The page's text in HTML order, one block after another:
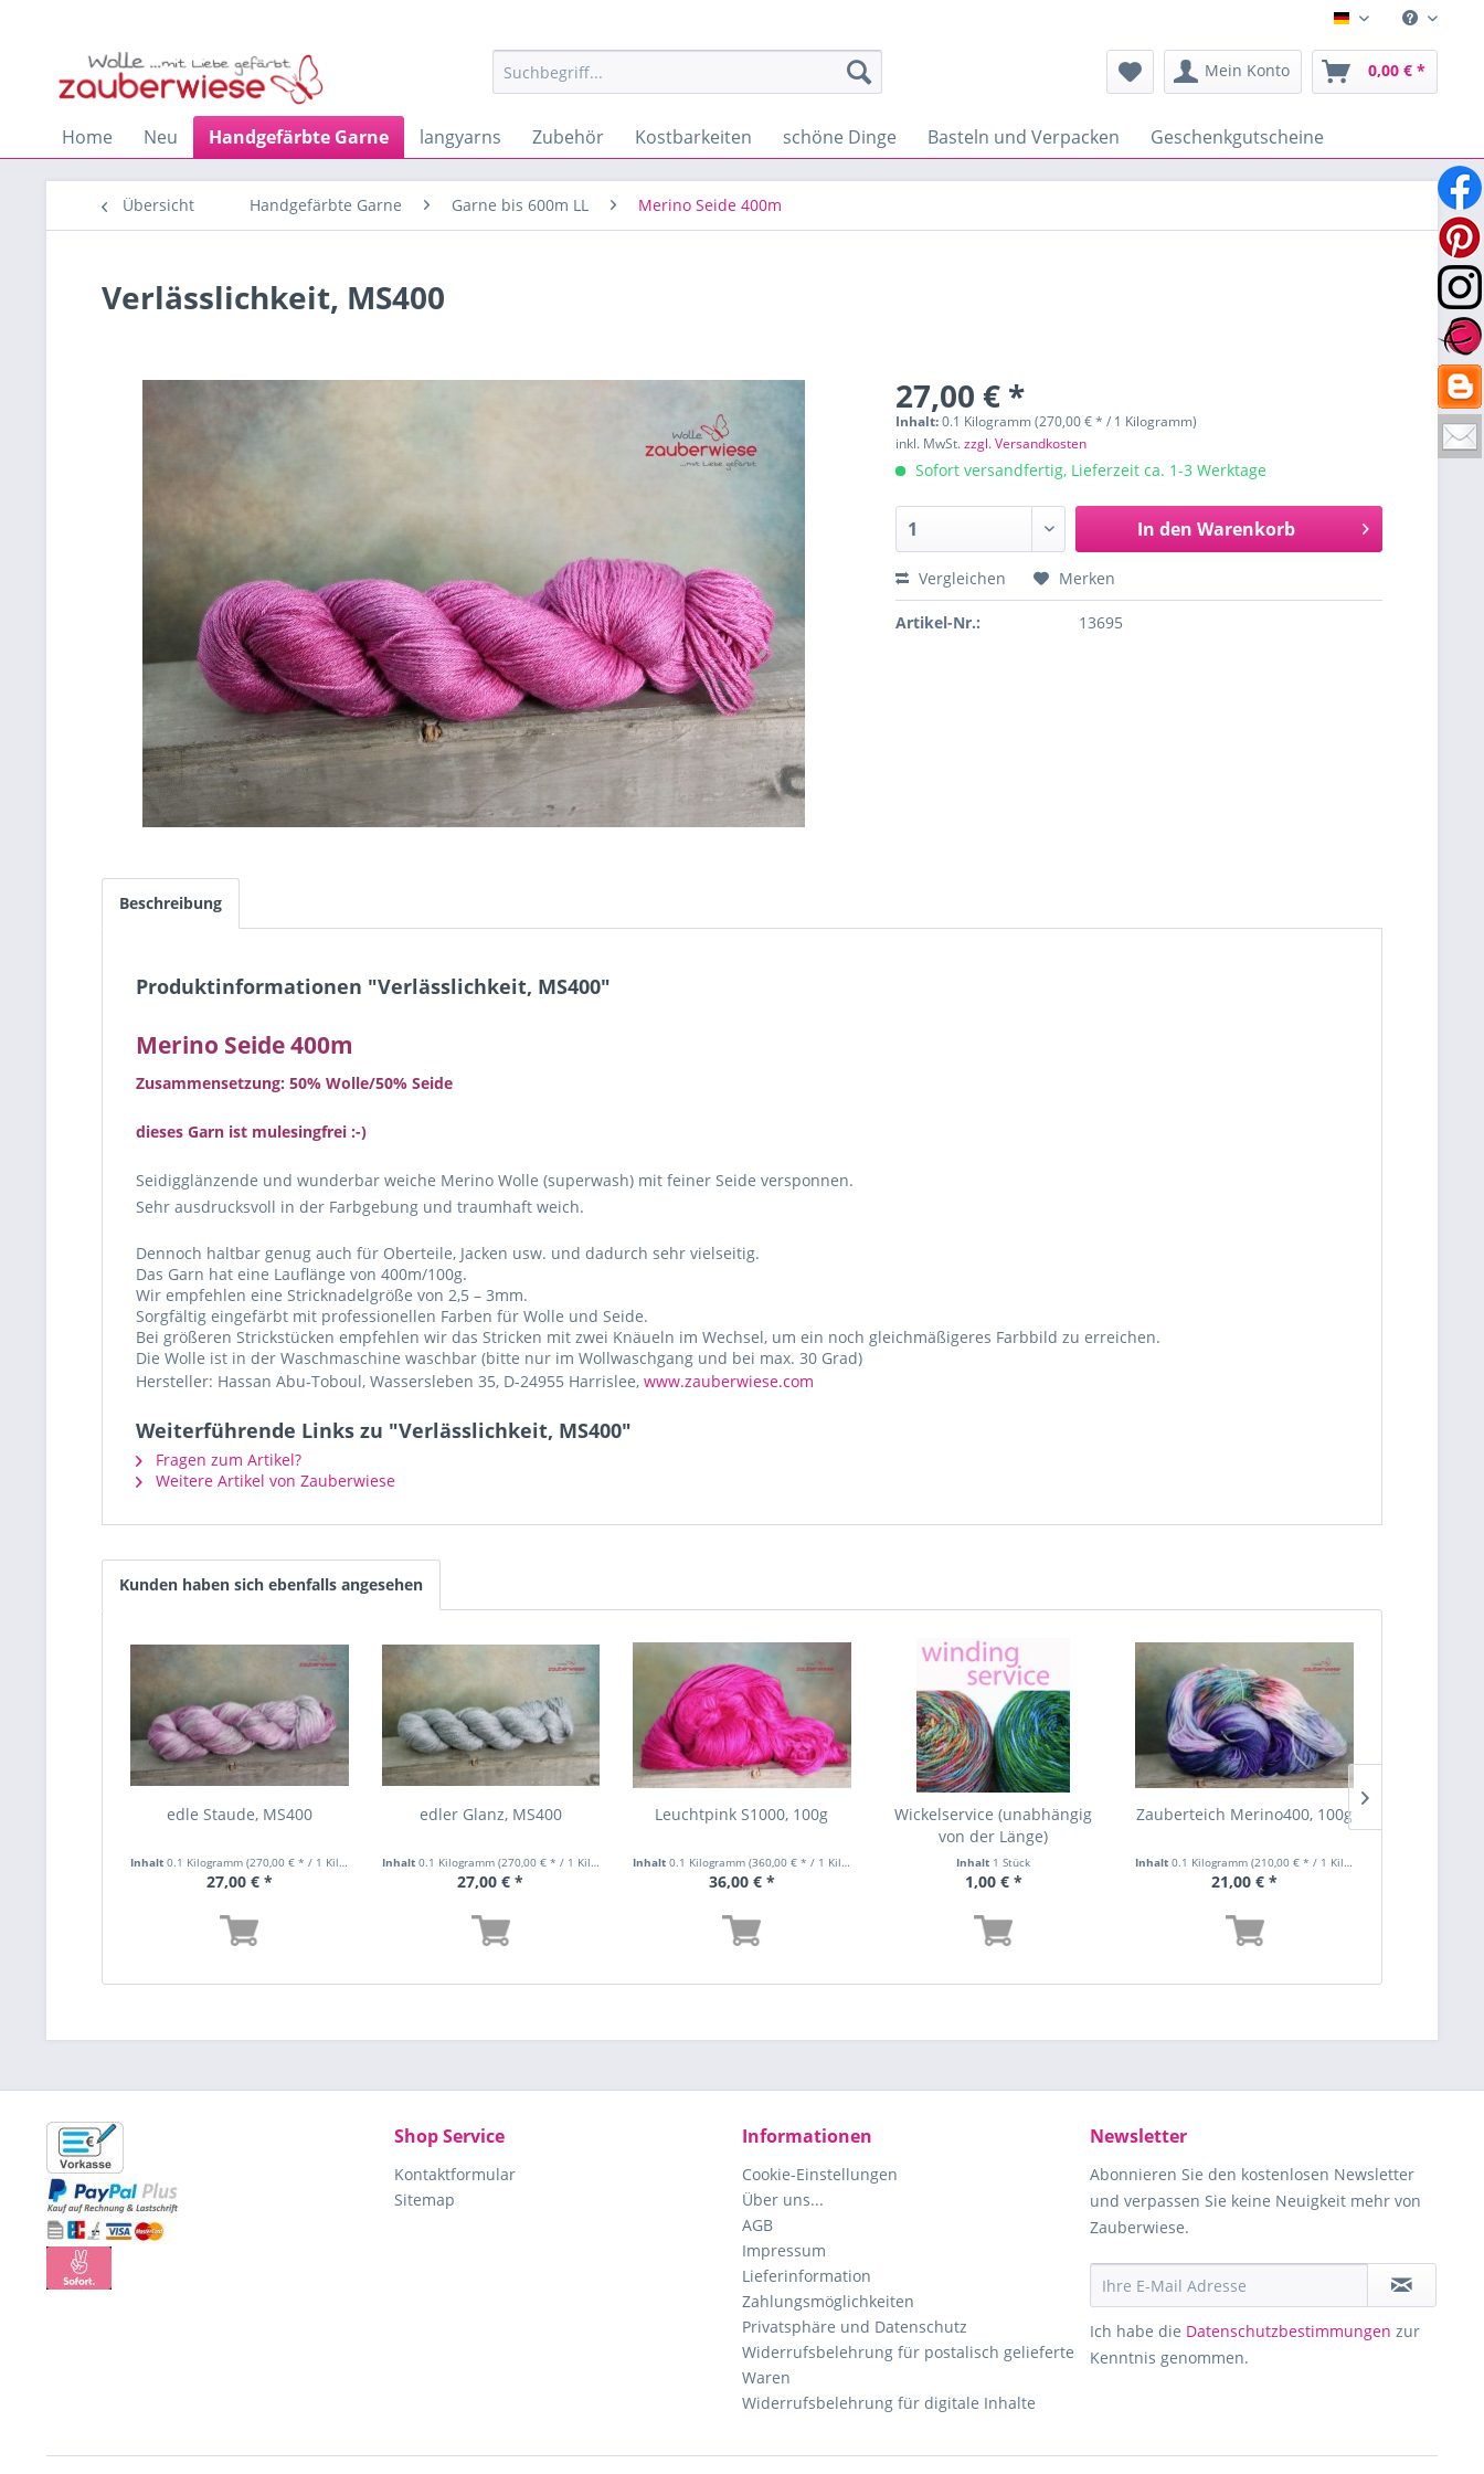
Deutsch
Mein Konto 0,00 € *
Home Neu Handgefärbte Garne langyarns Zubehör Kostbarkeiten schöne Dinge Basteln und Verpacken Geschenkgutscheine
Übersicht Handgefärbte Garne Garne bis 600m LL Merino Seide 400m
Verlässlichkeit, MS400
27,00 € *
Inhalt:0.1 Kilogramm (270,00 € * / 1 Kilogramm)
inkl. MwSt.zzgl. Versandkosten
Sofort versandfertig, Lieferzeit ca. 1-3 Werktage
In den Warenkorb
Vergleichen Merken
Artikel-Nr.: 13695
Beschreibung
Produktinformationen "Verlässlichkeit, MS400"
Merino Seide 400m
Zusammensetzung: 50% Wolle/50% Seide
dieses Garn ist mulesingfrei :-)
Seidigglänzende und wunderbar weiche Merino Wolle (superwash) mit feiner Seide versponnen.
Sehr ausdrucksvoll in der Farbgebung und traumhaft weich.
Dennoch haltbar genug auch für Oberteile, Jacken usw. und dadurch sehr vielseitig.
Das Garn hat eine Lauflänge von 400m/100g.
Wir empfehlen eine Stricknadelgröße von 2,5 – 3mm.
Sorgfältig eingefärbt mit professionellen Farben für Wolle und Seide.
Bei größeren Strickstücken empfehlen wir das Stricken mit zwei Knäueln im Wechsel, um ein noch gleichmäßigeres Farbbild zu erreichen.
Die Wolle ist in der Waschmaschine waschbar (bitte nur im Wollwaschgang und bei max. 30 Grad)
Hersteller: Hassan Abu-Toboul, Wassersleben 35, D-24955 Harrislee, www.zauberwiese.com
Weiterführende Links zu "Verlässlichkeit, MS400"
Fragen zum Artikel?
Weitere Artikel von Zauberwiese
Kunden haben sich ebenfalls angesehen
edle Staude, MS400
Inhalt 0.1 Kilogramm (270,00 € * / 1 Kilogramm)
27,00 € *
edler Glanz, MS400
Inhalt 0.1 Kilogramm (270,00 € * / 1 Kilogramm)
27,00 € *
Leuchtpink S1000, 100g
Inhalt0.1 Kilogramm(360,00 € * / 1 Kilogramm)
36,00 € *
Wickelservice (unabhängig
von der Länge)
Inhalt 1 Stück
1,00 € *
Zauberteich Merino400, 100g
Inhalt0.1 Kilogramm(210,00 € * / 1 Kilogramm)
21,00 € *
Shop Service
Kontaktformular
Sitemap
Informationen
Cookie-Einstellungen
Über uns...
AGB
Impressum
Lieferinformation
Zahlungsmöglichkeiten
Privatsphäre und Datenschutz
Widerrufsbelehrung für postalisch gelieferte
Waren
Widerrufsbelehrung für digitale Inhalte
Newsletter
Abonnieren Sie den kostenlosen Newsletter
und verpassen Sie keine Neuigkeit mehr von
Zauberwiese.
Ich habe die Datenschutzbestimmungen zur
Kenntnis genommen.